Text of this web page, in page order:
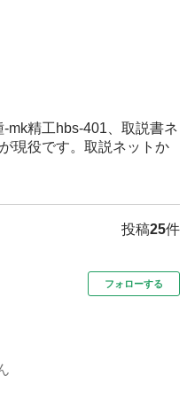
mk精工hbs-401、取説書ネ
現役です。取説ネットか
投稿25件
フォローする